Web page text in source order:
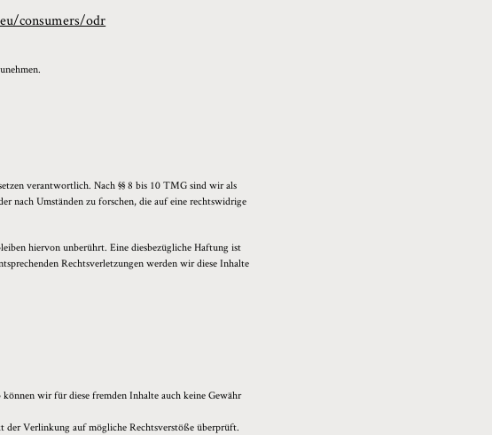
consumers/odr
verantwortlich. Nach §§ 8 bis 10 TMG sind wir als
nach Umständen zu forschen, die auf eine rechtswidrige
hiervon unberührt. Eine diesbezügliche Haftung ist
Rechtsverletzungen werden wir diese Inhalte
wir für diese fremden Inhalte auch keine Gewähr
Verlinkung auf mögliche Rechtsverstöße überprüft.